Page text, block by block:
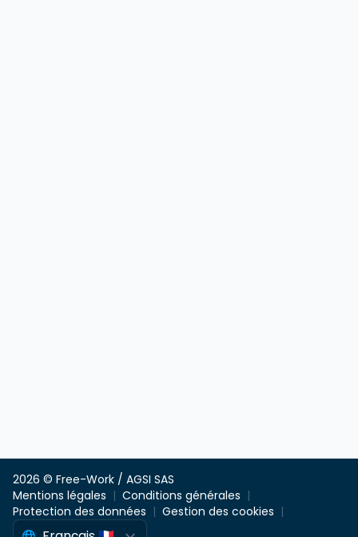
2026 © Free-Work / AGSI SAS
Mentions légales
Conditions générales
Protection des données
Gestion des cookies